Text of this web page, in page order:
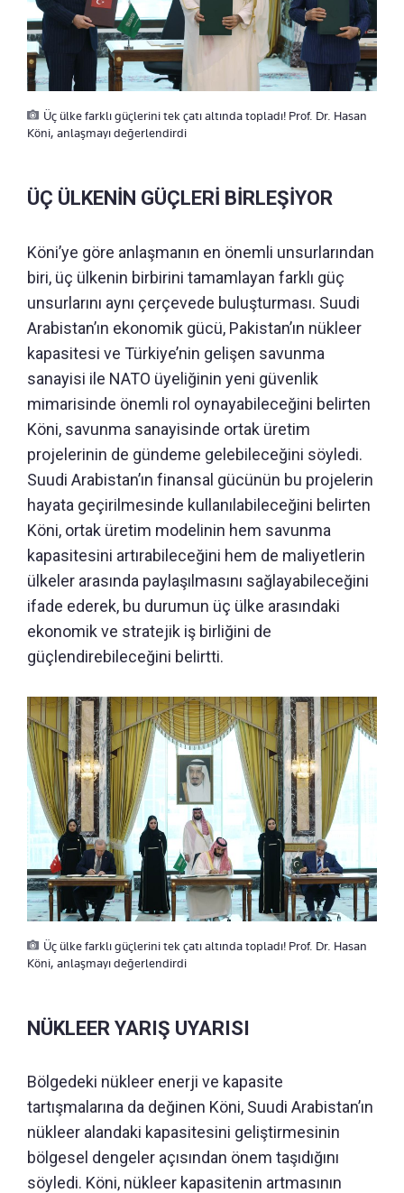
Üç ülke farklı güçlerini tek çatı altında topladı! Prof. Dr. Hasan
Köni, anlaşmayı değerlendirdi
ÜÇ ÜLKENİN GÜÇLERİ BİRLEŞİYOR
Köni’ye göre anlaşmanın en önemli unsurlarından
biri, üç ülkenin birbirini tamamlayan farklı güç
unsurlarını aynı çerçevede buluşturması. Suudi
Arabistan’ın ekonomik gücü, Pakistan’ın nükleer
kapasitesi ve Türkiye’nin gelişen savunma
sanayisi ile NATO üyeliğinin yeni güvenlik
mimarisinde önemli rol oynayabileceğini belirten
Köni, savunma sanayisinde ortak üretim
projelerinin de gündeme gelebileceğini söyledi.
Suudi Arabistan’ın finansal gücünün bu projelerin
hayata geçirilmesinde kullanılabileceğini belirten
Köni, ortak üretim modelinin hem savunma
kapasitesini artırabileceğini hem de maliyetlerin
ülkeler arasında paylaşılmasını sağlayabileceğini
ifade ederek, bu durumun üç ülke arasındaki
ekonomik ve stratejik iş birliğini de
güçlendirebileceğini belirtti.
Üç ülke farklı güçlerini tek çatı altında topladı! Prof. Dr. Hasan
Köni, anlaşmayı değerlendirdi
NÜKLEER YARIŞ UYARISI
Bölgedeki nükleer enerji ve kapasite
tartışmalarına da değinen Köni, Suudi Arabistan’ın
nükleer alandaki kapasitesini geliştirmesinin
bölgesel dengeler açısından önem taşıdığını
söyledi. Köni, nükleer kapasitenin artmasının